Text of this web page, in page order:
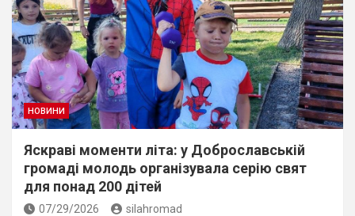
НОВИНИ
Яскраві моменти літа: у Доброславській
громаді молодь організувала серію свят
для понад 200 дітей
07/29/2026 silahromad